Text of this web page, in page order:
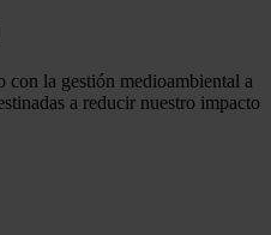
con la gestión medioambiental a
a reducir nuestro impacto